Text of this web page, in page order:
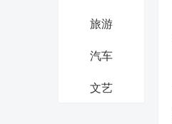
旅游
汽车
文艺